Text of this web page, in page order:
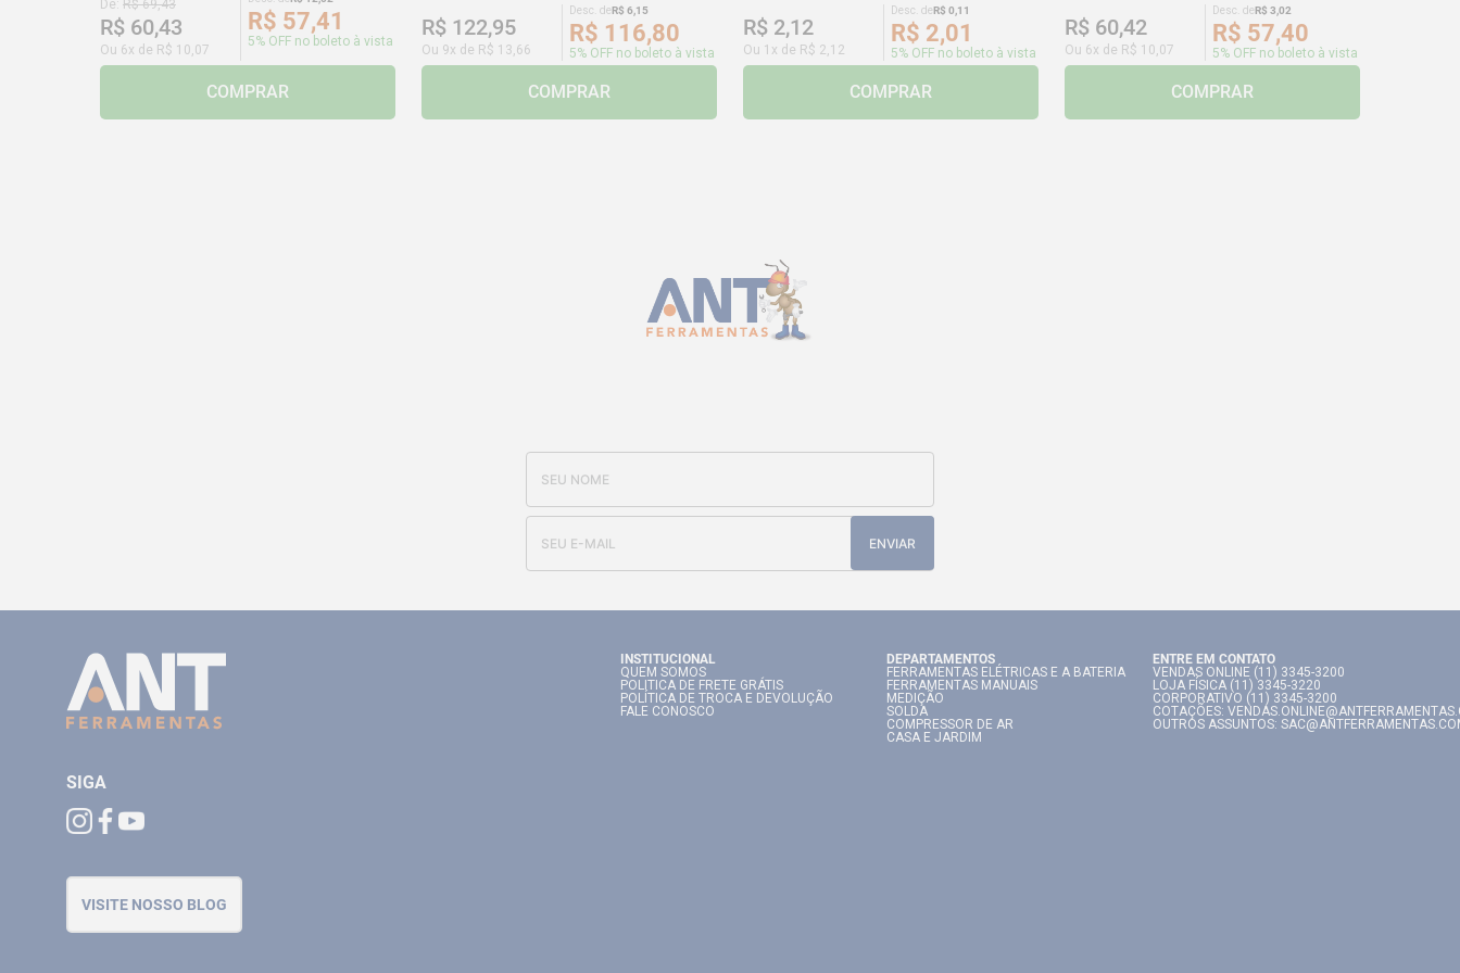
De:R$ 69,43
R$ 60,43
Ou 6x de R$ 10 07
R$ 57,41
5% OFF no boleto à vista
COMPRAR
R$ 122,95
Ou 9x de R$ 13 66
Desc. deR$ 6, 15
R$ 116,80
5% OFF no boleto à vista
COMPRAR
R$ 2,12
Ou 1 x de R$ 2 12
Desc. deR$ 0 11
R$ 2,01
5% OFF no boleto à vista
COMPRAR
R$ 60,42
Ou 6x de R$ 10 07
Desc. deR$ 3 02
R$ 57,40
5% OFF no boleto à vista
COMPRAR
ENVIAR
SIGA
VISITE NOSSO BLOG
INSTITUCIONAL
QUEM SOMOS
POLITICA DE FRETE GRÁTIS
POLÍTICA DE TROCA E DEVOLUÇÃO
FALE CONOSCO
DEPARTAMENTOS
FERRAMENTAS ELÉTRICAS E A BATERIA
FERRAMENTAS MANUAIS
MEDIÇÃO
SOLDA
COMPRESSOR DE AR
CASA E JARDIM
ENTRE EM CONTATO
VENDAS ONLINE (11) 3345-3200
LOJA FÍSICA (11) 3345-3220
CORPORATIVO (11) 3345-3200
COTAÇÕES:
OUTROS ASSUNTOS: